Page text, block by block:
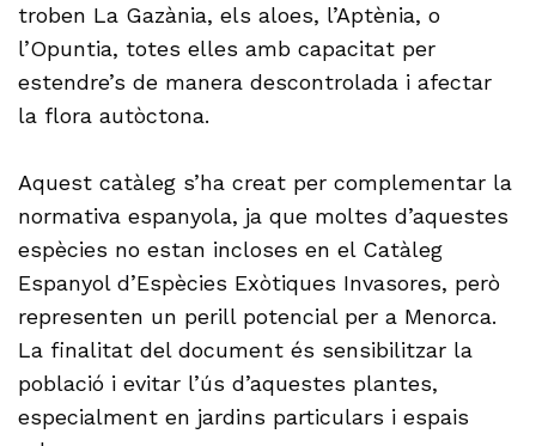
troben La Gazània, els aloes, l’Aptènia, o
l’Opuntia, totes elles amb capacitat per
estendre’s de manera descontrolada i afectar
la flora autòctona.
Aquest catàleg s’ha creat per complementar la
normativa espanyola, ja que moltes d’aquestes
espècies no estan incloses en el Catàleg
Espanyol d’Espècies Exòtiques Invasores, però
representen un perill potencial per a Menorca.
La finalitat del document és sensibilitzar la
població i evitar l’ús d’aquestes plantes,
especialment en jardins particulars i espais